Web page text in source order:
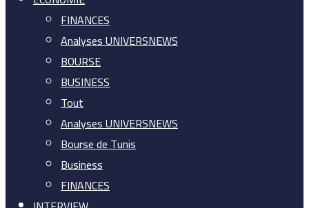
FINANCES
Analyses UNIVERSNEWS
BOURSE
BUSINESS
Tout
Analyses UNIVERSNEWS
Bourse de Tunis
Business
FINANCES